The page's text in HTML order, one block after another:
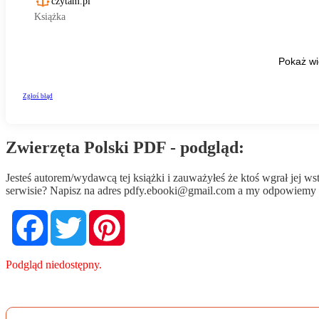
Zwierzęta Polski PDF - podgląd:
Jesteś autorem/wydawcą tej książki i zauważyłeś że ktoś wgrał jej
serwisie? Napisz na adres pdfy.ebooki@gmail.com a my odpowiemy
FacebookTwitter
Podgląd niedostępny.